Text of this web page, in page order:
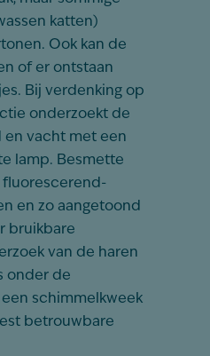
katten)
Ook kan de
of er ontstaan
Bij verdenking op
onderzoekt de
en vacht met een
lamp. Besmette
fluorescerend-
en zo aangetoond
bruikbare
van de haren
onder de
schimmelkweek
betrouwbare